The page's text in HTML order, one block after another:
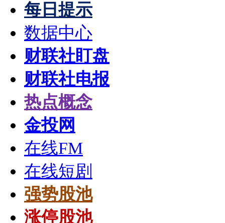
每日提示
数据中心
财联社盯盘
财联社电报
热点概念
金投网
在线FM
在线短剧
强势股池
涨停股池